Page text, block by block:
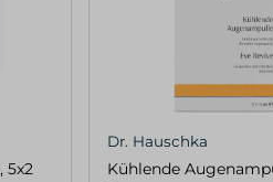
5x2
Dr. Hauschka
Kühlende